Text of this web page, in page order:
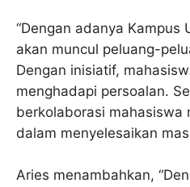
“Dengan adanya Kampus
akan muncul peluang-
Dengan inisiatif,
menghadapi persoalan.
berkolaborasi mahasiswa
dalam menyelesaikan
Aries menambahkan,